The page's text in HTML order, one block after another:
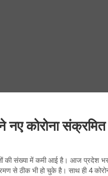
कोरोना संक्रमित
की संख्या में कमी आई है। आज प्रदेश
से ठीक भी हो चुके है। साथ ही 4